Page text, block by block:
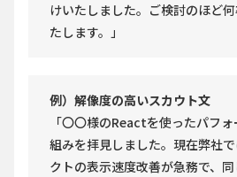
けいたしました。ご検討のほど
たします。」
例）解像度の高いスカウト文
「〇〇様のReactを使ったパフ
組みを拝見しました。現在弊社
クトの表示速度改善が急務で、